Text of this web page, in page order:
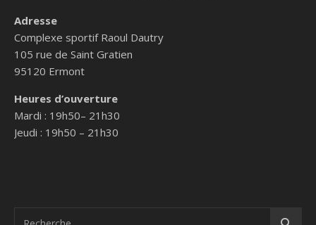
Adresse
Complexe sportif Raoul Dautry
105 rue de Saint Gratien
95120 Ermont
Heures d’ouverture
Mardi : 19h50– 21h30
Jeudi : 19h50 – 21h30